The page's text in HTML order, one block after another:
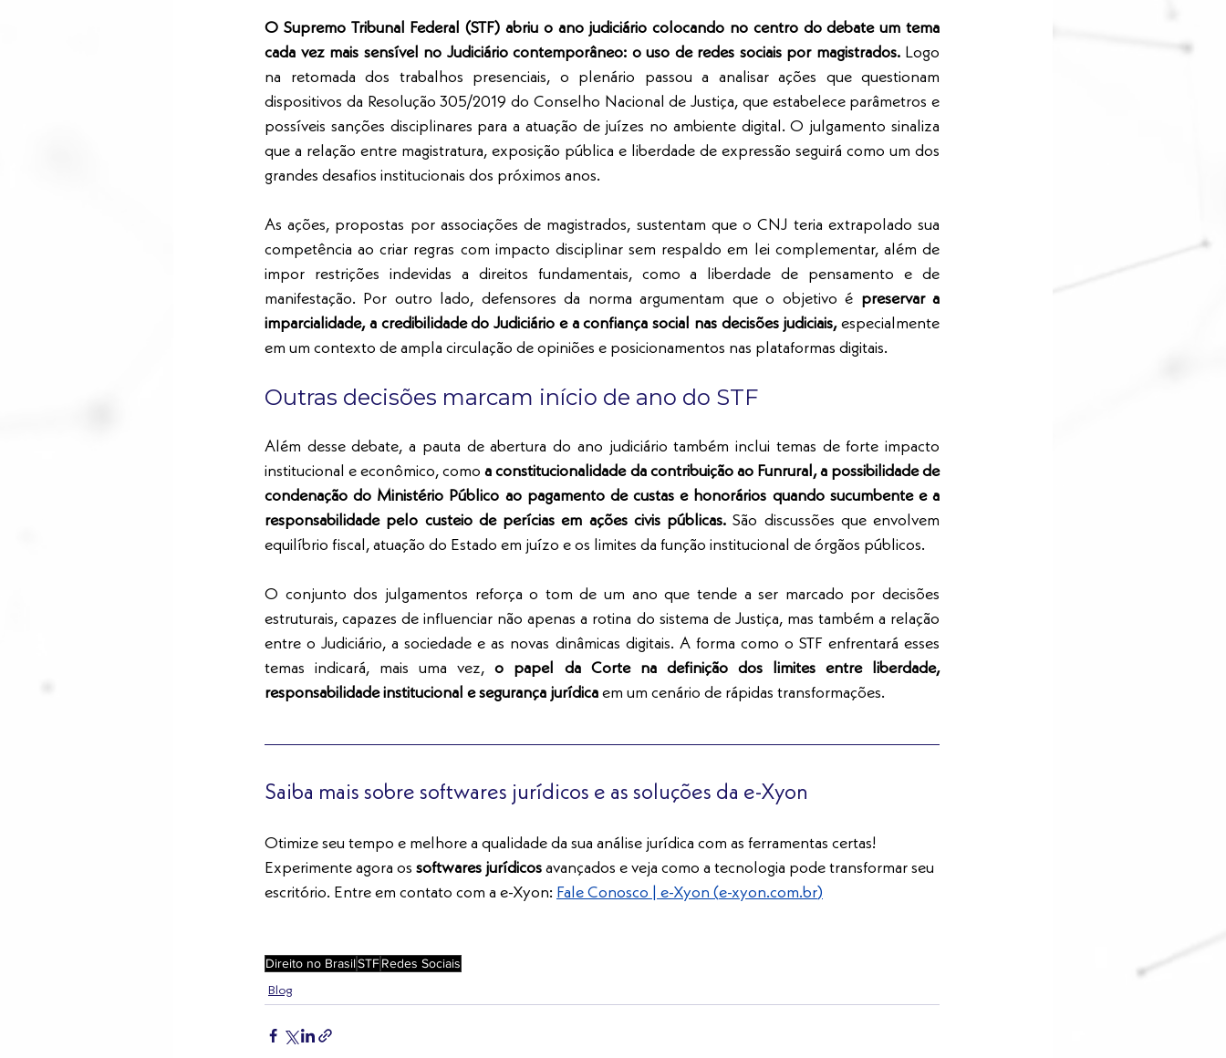
O Supremo Tribunal Federal (STF) abriu o ano judiciário colocando no centro do debate um tema
cada vez mais sensível no Judiciário contemporâneo: o uso de redes sociais por magistrados. Logo
na retomada dos trabalhos presenciais, o plenário passou a analisar ações que questionam
dispositivos da Resolução 305/2019 do Conselho Nacional de Justiça, que estabelece parâmetros e
possíveis sanções disciplinares para a atuação de juízes no ambiente digital. O julgamento sinaliza
que a relação entre magistratura, exposição pública e liberdade de expressão seguirá como um dos
grandes desafios institucionais dos próximos anos.
As ações, propostas por associações de magistrados, sustentam que o CNJ teria extrapolado sua
competência ao criar regras com impacto disciplinar sem respaldo em lei complementar, além de
impor restrições indevidas a direitos fundamentais, como a liberdade de pensamento e de
manifestação. Por outro lado, defensores da norma argumentam que o objetivo é preservar a
imparcialidade, a credibilidade do Judiciário e a confiança social nas decisões judiciais, especialmente
em um contexto de ampla circulação de opiniões e posicionamentos nas plataformas digitais.
Outras decisões marcam início de ano do STF
Além desse debate, a pauta de abertura do ano judiciário também inclui temas de forte impacto
institucional e econômico, como a constitucionalidade da contribuição ao Funrural, a possibilidade de
condenação do Ministério Público ao pagamento de custas e honorários quando sucumbente e a
responsabilidade pelo custeio de perícias em ações civis públicas. São discussões que envolvem
equilíbrio fiscal, atuação do Estado em juízo e os limites da função institucional de órgãos públicos.
O conjunto dos julgamentos reforça o tom de um ano que tende a ser marcado por decisões
estruturais, capazes de influenciar não apenas a rotina do sistema de Justiça, mas também a relação
entre o Judiciário, a sociedade e as novas dinâmicas digitais. A forma como o STF enfrentará esses
temas indicará, mais uma vez, o papel da Corte na definição dos limites entre liberdade,
responsabilidade institucional e segurança jurídica em um cenário de rápidas transformações.
Saiba mais sobre softwares jurídicos e as soluções da e-Xyon
Otimize seu tempo e melhore a qualidade da sua análise jurídica com as ferramentas certas!
Experimente agora os softwares jurídicos avançados e veja como a tecnologia pode transformar seu
escritório. Entre em contato com a e-Xyon: Fale Conosco | e-Xyon (e-xyon.com.br)
Direito no BrasilSTFRedes Sociais
Blog